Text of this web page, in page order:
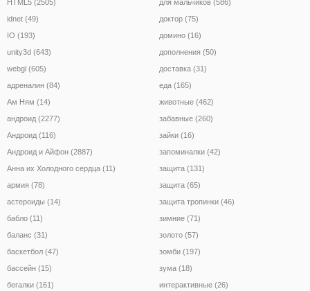
HTML5 (2505)
idnet (49)
IO (193)
unity3d (643)
webgl (605)
адреналин (84)
Ам Ням (14)
андроид (2277)
Андроид (116)
Андроид и Айфон (2887)
Анна их Холодного сердца (11)
армия (78)
астероиды (14)
бабло (11)
баланс (31)
баскетбол (47)
бассейн (15)
бегалки (161)
для мальчиков (586)
доктор (75)
домино (16)
дополнения (50)
доставка (31)
еда (165)
животные (462)
забавные (260)
зайки (16)
запоминалки (42)
защита (131)
защита (65)
защита тропинки (46)
зимние (71)
золото (57)
зомби (197)
зума (18)
интерактивные (26)